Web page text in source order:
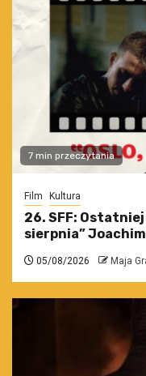
7 min przeczytania
Film Kultura
26. SFF: Ostatniej
sierpnia”
05/08/2026 Maja